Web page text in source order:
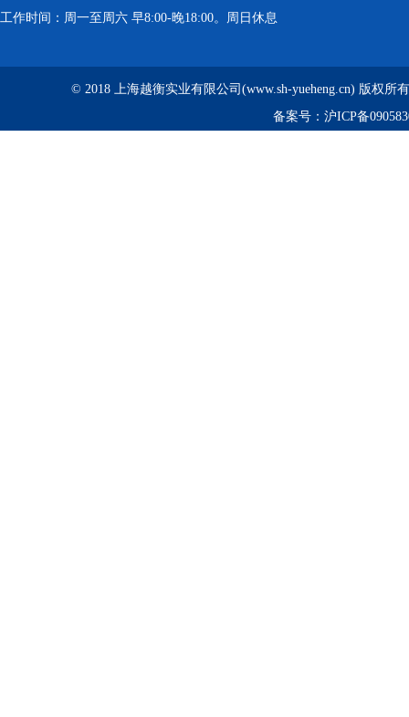
工作时间：周一至周六 早8:00-晚18:00。周日休息
© 2018 上海越衡实业有限公司(www.sh-yueheng.cn) 版权所
备案号： 沪ICP备